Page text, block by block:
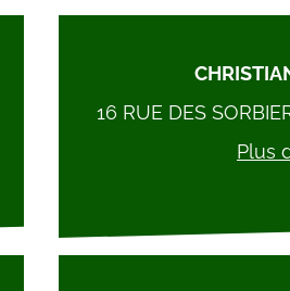
16 RUE DES
Plus